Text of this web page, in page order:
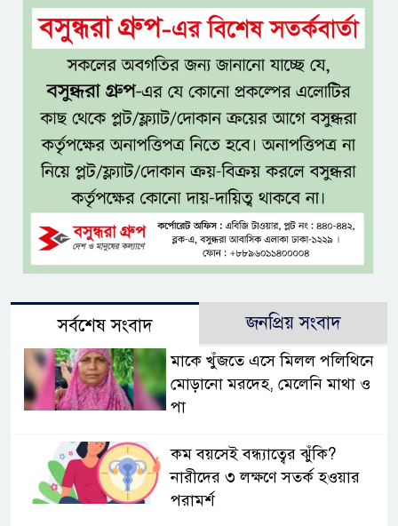
সর্বশেষ সংবাদ জনপ্রিয় সংবাদ
মাকে খুঁজতে এসে মিলল পলিথিনে
মোড়ানো মরদেহ, মেলেনি মাথা ও
পা
কম বয়সেই বন্ধ্যাত্বের ঝুঁকি?
নারীদের ৩ লক্ষণে সতর্ক হওয়ার
পরামর্শ